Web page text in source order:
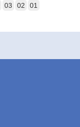
03 02
01